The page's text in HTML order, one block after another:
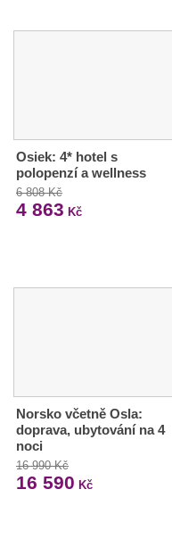
Osiek: 4* hotel s
polopenzí a wellness
6 808 Kč
4 863 Kč
Norsko včetně Osla:
doprava, ubytování na 4
noci
16 990 Kč
16 590 Kč